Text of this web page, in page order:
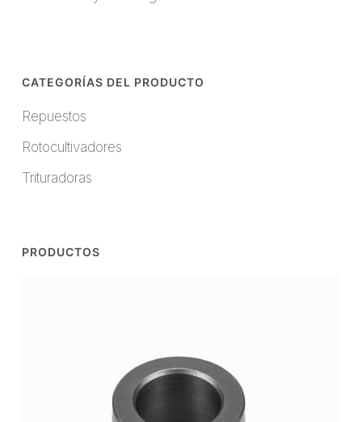
CATEGORÍAS DEL PRODUCTO
Repuestos
Rotocultivadores
Trituradoras
PRODUCTOS